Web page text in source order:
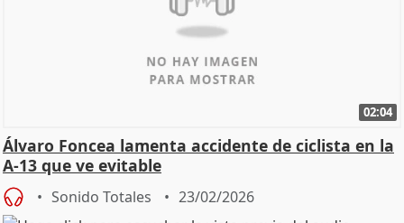
02:04
Álvaro Foncea lamenta accidente de ciclista en la
A-13 que ve evitable
Sonido Totales 23/02/2026